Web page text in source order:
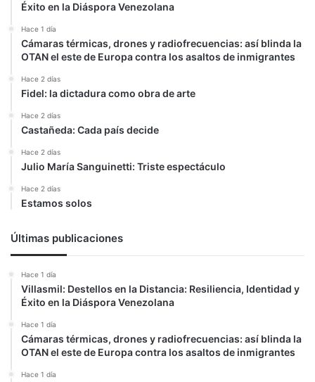
Éxito en la Diáspora Venezolana
Hace 1 día
Cámaras térmicas, drones y radiofrecuencias: así blinda la
OTAN el este de Europa contra los asaltos de inmigrantes
Hace 2 días
Fidel: la dictadura como obra de arte
Hace 2 días
Castañeda: Cada país decide
Hace 2 días
Julio María Sanguinetti: Triste espectáculo
Hace 2 días
Estamos solos
Últimas publicaciones
Hace 1 día
Villasmil: Destellos en la Distancia: Resiliencia, Identidad y
Éxito en la Diáspora Venezolana
Hace 1 día
Cámaras térmicas, drones y radiofrecuencias: así blinda la
OTAN el este de Europa contra los asaltos de inmigrantes
Hace 1 día